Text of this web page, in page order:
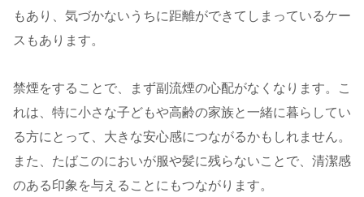
もあり、気づかないうちに距離ができてしまっているケー
スもあります。
禁煙をすることで、まず副流煙の心配がなくなります。こ
れは、特に小さな子どもや高齢の家族と一緒に暮らしてい
る方にとって、大きな安心感につながるかもしれません。
また、たばこのにおいが服や髪に残らないことで、清潔感
のある印象を与えることにもつながります。